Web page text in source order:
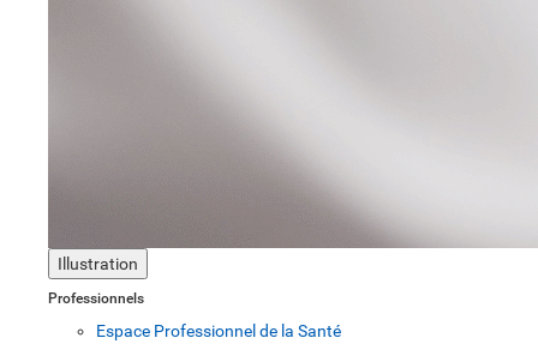
Illustration
Professionnels
Espace Professionnel de la Santé